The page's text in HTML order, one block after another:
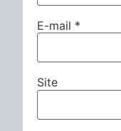
E-mail *
Site